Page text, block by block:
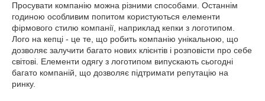
Просувати компанію можна різними способами. Останнім
годиною особливим попитом користуються елементи
фірмового стилю компанії, наприклад кепки з логотипом.
Лого на кепці - це те, що робить компанію унікальною, що
дозволяє залучити багато нових клієнтів і розповісти про себе
світові. Елементи одягу з логотипом випускають сьогодні
багато компаній, що дозволяє підтримати репутацію на
ринку.